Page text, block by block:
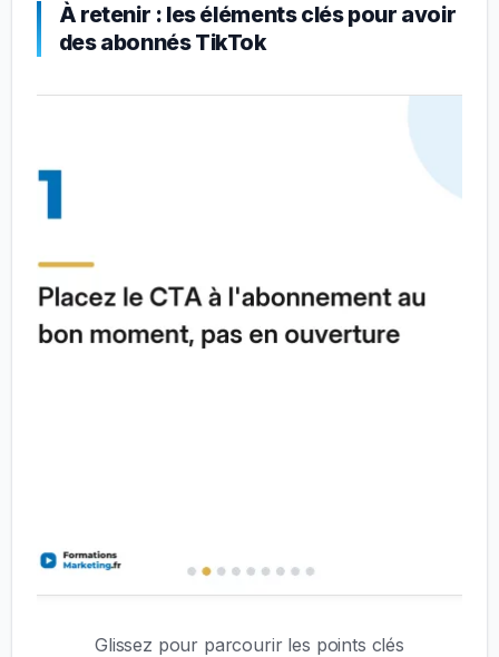
À retenir : les éléments clés pour avoir
des abonnés TikTok
Glissez pour parcourir les points clés